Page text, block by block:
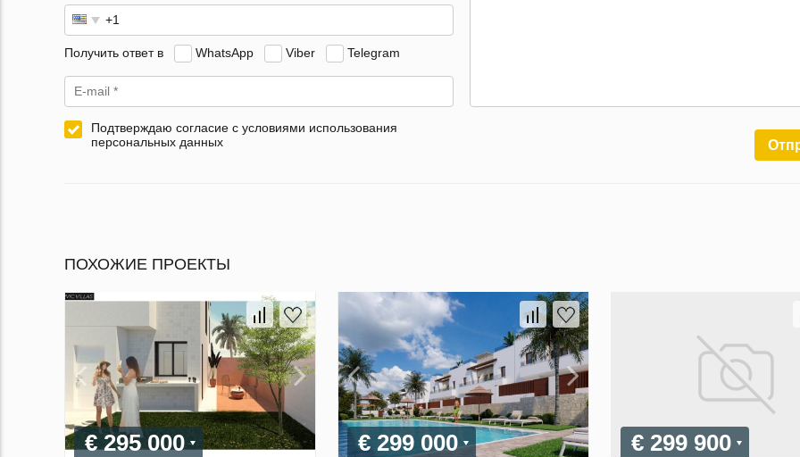
Получить ответ в WhatsApp Viber Telegram
Подтверждаю согласие с условиями использования
персональных данных
ПОХОЖИЕ ПРОЕКТЫ
€ 295 000 € 299 000 € 299 900